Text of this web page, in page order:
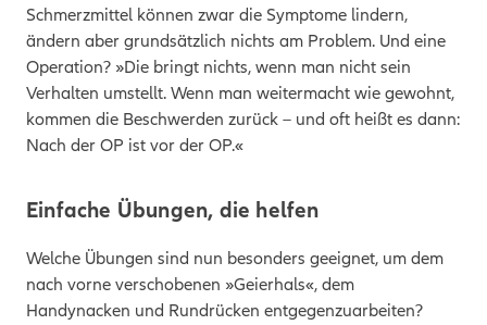
Schmerzmittel können zwar die Symptome lindern,
ändern aber grundsätzlich nichts am Problem. Und eine
Operation? »Die bringt nichts, wenn man nicht sein
Verhalten umstellt. Wenn man weitermacht wie gewohnt,
kommen die Beschwerden zurück – und oft heißt es dann:
Nach der OP ist vor der OP.«
Einfache Übungen, die helfen
Welche Übungen sind nun besonders geeignet, um dem
nach vorne verschobenen »Geierhals«, dem
Handynacken und Rundrücken entgegenzuarbeiten?